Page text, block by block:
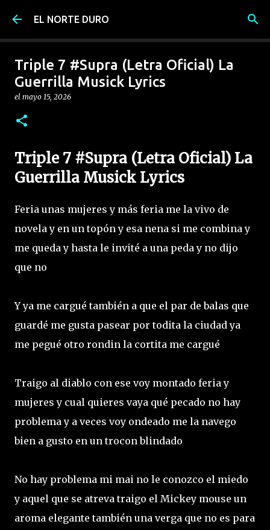
Ir al contenido principal
EL NORTE DURO
Triple 7 #Supra (Letra Oficial) La
Guerrilla Musick Lyrics
el mayo 15, 2026
Triple 7 #Supra (Letra Oficial) La
Guerrilla Musick Lyrics
Feria unas mujeres y más feria me la vivo de
novela y en un topón y esa nena si me combina y
me queda y hasta le invité a una peda y no dijo
que no
Y ya me cargué también a que el par de balas que
guardé me gusta pasear por todita la ciudad ya
me pegué otro rondin la cortita me cargué
Traigo al diablo con ese voy montado feria y
mujeres y cual quieres vaya qué pecado no hay
problema y a veces voy ondeado me la navego
bien a gusto en un trocon blindado
No hay problema mi mai no le conozco el miedo
y aquel que se atreva traigo el Mickey mouse un
aroma elegante también una verga que no es para